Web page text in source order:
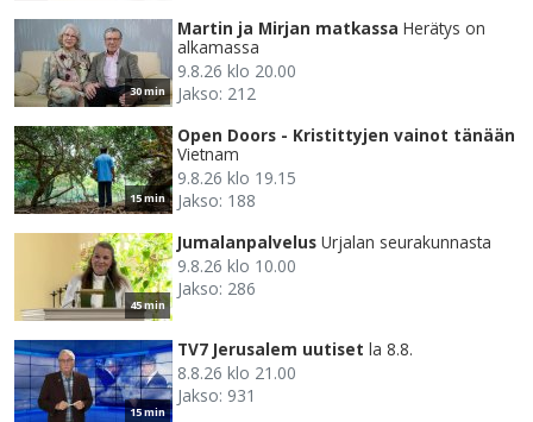
30 min
Martin ja Mirjan matkassa Herätys on
alkamassa
9.8.26 klo 20.00
Jakso: 212
15 min
Open Doors - Kristittyjen vainot tänään
Vietnam
9.8.26 klo 19.15
Jakso: 188
45 min
Jumalanpalvelus Urjalan seurakunnasta
9.8.26 klo 10.00
Jakso: 286
15 min
TV7 Jerusalem uutiset la 8.8.
8.8.26 klo 21.00
Jakso: 931